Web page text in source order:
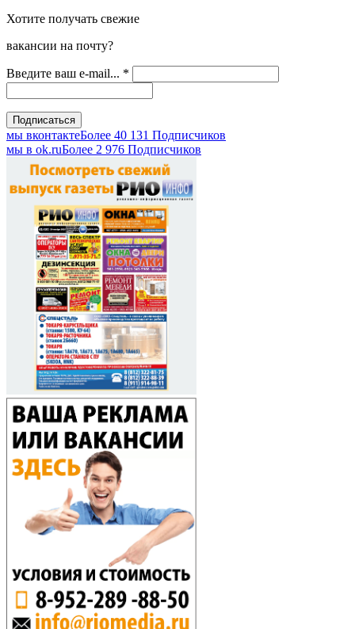
Хотите получать свежие
вакансии на почту?
Введите ваш e-mail... *
мы вконтактеБолее 40 131 Подписчиков
мы в оk.ruБолее 2 976 Подписчиков